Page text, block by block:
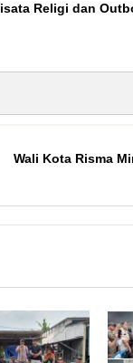
Religi dan
Wali Kota Risma